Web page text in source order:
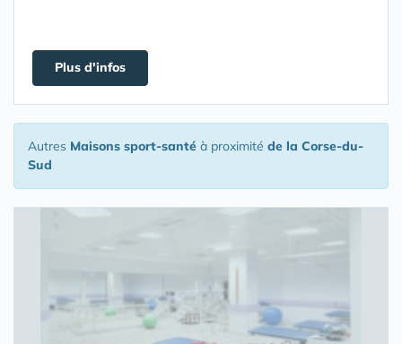
Plus d'infos
Autres Maisons sport-santé à proximité de la Corse-du-
Sud